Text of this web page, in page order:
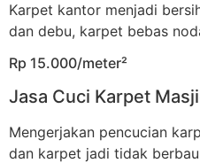
Karpet kantor menjadi
dan debu, karpet bebas
Rp 15.000/meter²
Jasa Cuci Karpet
Mengerjakan pencucian
dan karpet jadi tidak